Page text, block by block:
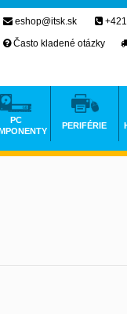
eshop@itsk.sk
Často kladené otázky
PC
PERIFÉRIE